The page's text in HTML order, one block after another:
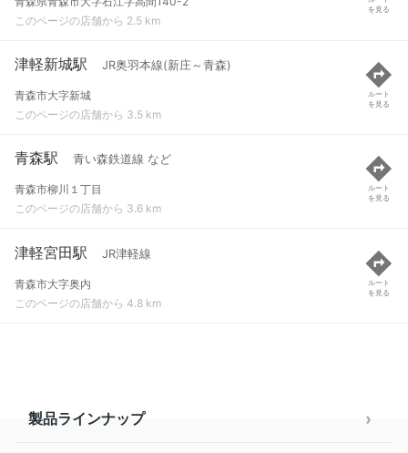
このページの店舗から 2.5 km
を見る
津軽新城駅 JR奥羽本線(新庄～青森)
青森市大字新城
このページの店舗から 3.5 km
ルート
を見る
青森駅 青い森鉄道線 など
青森市柳川１丁目
このページの店舗から 3.6 km
ルート
を見る
津軽宮田駅 JR津軽線
青森市大字奥内
このページの店舗から 4.8 km
ルート
を見る
製品ラインナップ